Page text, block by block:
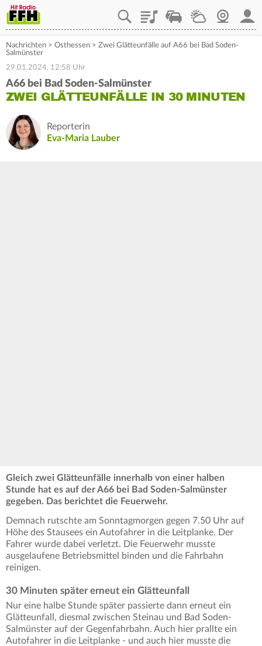
PlaylistStaupilotWetterWebcam
Nachrichten > Osthessen > Zwei Glätteunfälle auf A66 bei Bad Soden-
Salmünster
29.01.2024, 12:58 Uhr
A66 bei Bad Soden-Salmünster
ZWEI GLÄTTEUNFÄLLE IN 30 MINUTEN
Reporterin
Eva-Maria Lauber
Gleich zwei Glätteunfälle innerhalb von einer halben
Stunde hat es auf der A66 bei Bad Soden-Salmünster
gegeben. Das berichtet die Feuerwehr.
Demnach rutschte am Sonntagmorgen gegen 7.50 Uhr auf
Höhe des Stausees ein Autofahrer in die Leitplanke. Der
Fahrer wurde dabei verletzt. Die Feuerwehr musste
ausgelaufene Betriebsmittel binden und die Fahrbahn
reinigen.
30 Minuten später erneut ein Glätteunfall
Nur eine halbe Stunde später passierte dann erneut ein
Glätteunfall, diesmal zwischen Steinau und Bad Soden-
Salmünster auf der Gegenfahrbahn. Auch hier prallte ein
Autofahrer in die Leitplanke - und auch hier musste die